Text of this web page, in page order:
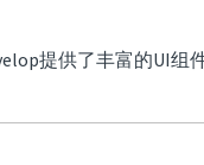
提供了丰富的UI